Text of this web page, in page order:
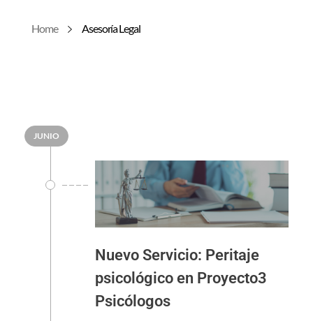
Home Asesoría Legal
JUNIO
Nuevo Servicio: Peritaje
psicológico en Proyecto3
Psicólogos